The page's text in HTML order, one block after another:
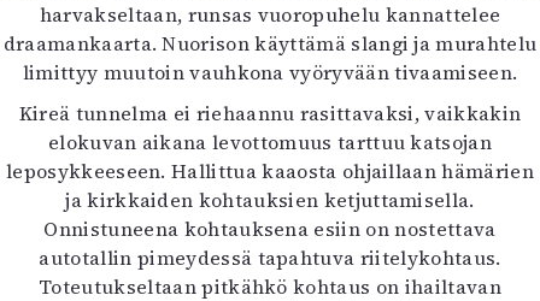
harvakseltaan, runsas vuoropuhelu kannattelee
draamankaarta. Nuorison käyttämä slangi ja murahtelu
limittyy muutoin vauhkona vyöryvään tivaamiseen.
Kireä tunnelma ei riehaannu rasittavaksi, vaikkakin
elokuvan aikana levottomuus tarttuu katsojan
leposykkeeseen. Hallittua kaaosta ohjaillaan hämärien
ja kirkkaiden kohtauksien ketjuttamisella.
Onnistuneena kohtauksena esiin on nostettava
autotallin pimeydessä tapahtuva riitelykohtaus.
Toteutukseltaan pitkähkö kohtaus on ihailtavan